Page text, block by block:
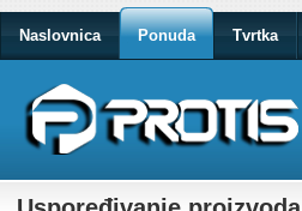
Naslovnica Ponuda Tvrtka